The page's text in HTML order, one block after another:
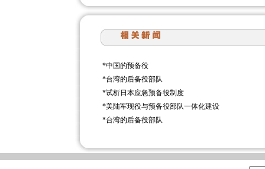
*中国的预备役
*台湾的后备役部队
*试析日本应急预备役制度
*美陆军现役与预备役部队一体化建设
*台湾的后备役部队